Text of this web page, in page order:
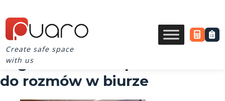
Create safe space
with us
Tag Archives for przestrzeń
do rozmów w biurze